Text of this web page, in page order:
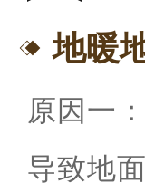
地暖
原因一
导致地